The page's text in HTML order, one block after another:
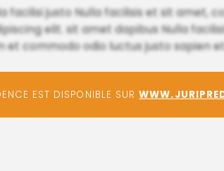
facilisi justo Nulla facilisis et sit amet,
elit. sit amet dapibus Nulla
et commodo odio luctus justo sapien
EST DISPONIBLE SUR